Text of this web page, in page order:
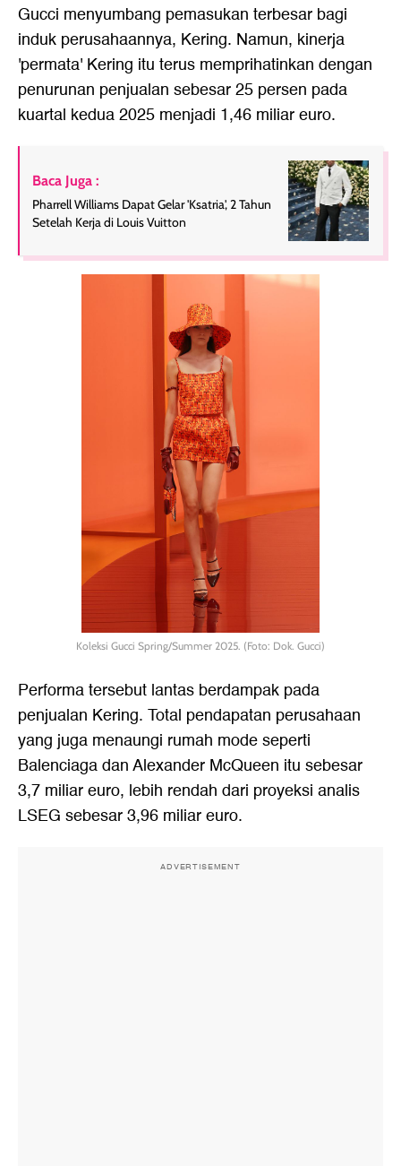
Gucci menyumbang pemasukan terbesar bagi
induk perusahaannya, Kering. Namun, kinerja
'permata' Kering itu terus memprihatinkan dengan
penurunan penjualan sebesar 25 persen pada
kuartal kedua 2025 menjadi 1,46 miliar euro.
Baca Juga :
Pharrell Williams Dapat Gelar 'Ksatria', 2 Tahun
Setelah Kerja di Louis Vuitton
Koleksi Gucci Spring/Summer 2025. (Foto: Dok. Gucci)
Performa tersebut lantas berdampak pada
penjualan Kering. Total pendapatan perusahaan
yang juga menaungi rumah mode seperti
Balenciaga dan Alexander McQueen itu sebesar
3,7 miliar euro, lebih rendah dari proyeksi analis
LSEG sebesar 3,96 miliar euro.
ADVERTISEMENT